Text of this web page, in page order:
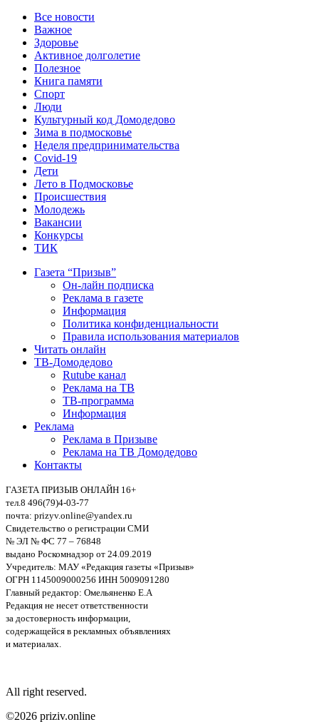
Все новости
Важное
Здоровье
Активное долголетие
Полезное
Книга памяти
Спорт
Люди
Культурный код Домодедово
Зима в подмосковье
Неделя предпринимательства
Covid-19
Дети
Лето в Подмосковье
Происшествия
Молодежь
Вакансии
Конкурсы
ТИК
Газета “Призыв”
Он-лайн подписка
Реклама в газете
Информация
Политика конфиденциальности
Правила использования материалов
Читать онлайн
ТВ-Домодедово
Rutube канал
Реклама на ТВ
ТВ-программа
Информация
Реклама
Реклама в Призыве
Реклама на ТВ Домодедово
Контакты
ГАЗЕТА ПРИЗЫВ ОНЛАЙН 16+
тел.8 496(79)4-03-77
почта: prizyv.online@yandex.ru
Свидетельство о регистрации СМИ
№ ЭЛ № ФС 77 – 76848
выдано Роскомнадзор от 24.09.2019
Учредитель: МАУ «Редакция газеты «Призыв»
ОГРН 1145009000256 ИНН 5009091280
Главный редактор: Омельяненко Е.А
Редакция не несет ответственности
за достоверность информации,
содержащейся в рекламных объявлениях
и материалах.
All right reserved.
©2026 priziv.online